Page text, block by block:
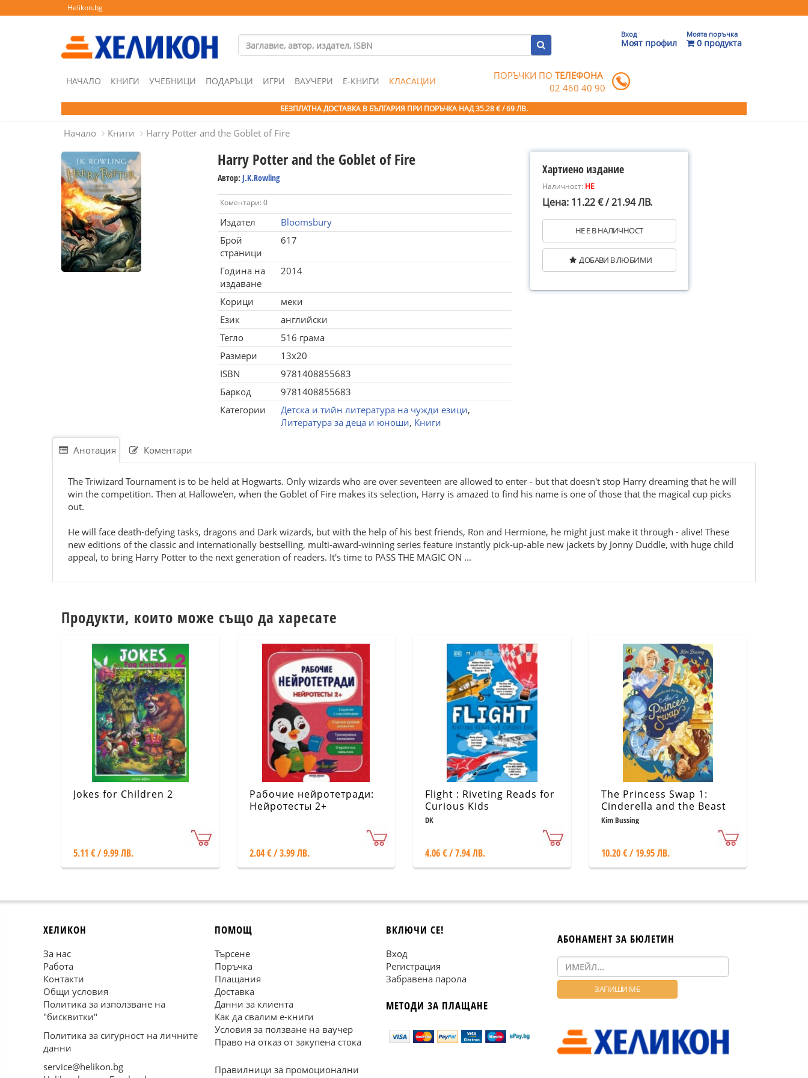
Helikon.bg
Вход
Моят профил
Моята поръчка
0 продукта
НАЧАЛО КНИГИ УЧЕБНИЦИ ПОДАРЪЦИ ИГРИ ВАУЧЕРИ Е-КНИГИ КЛАСАЦИИ ПОРЪЧКИ ПОТЕЛЕФОНА
02 460 40 90
БЕЗПЛАТНА ДОСТАВКА В БЪЛГАРИЯ ПРИ ПОРЪЧКА НАД 35.28 € / 69 ЛВ.
Начало Книги Harry Potter and the Goblet of Fire
Harry Potter and the Goblet of Fire
Автор: J.K.Rowling
Коментари: 0
Издател
Bloomsbury
Брой
страници
617
Година на
издаване
2014
Корици
меки
Език
английски
Тегло
516 грама
Размери
13x20
ISBN
9781408855683
Баркод
9781408855683
Категории
Детска и тийн литература на чужди езици,
Литература за деца и юноши, Книги
Хартиено издание
Наличност: НЕ
Цена: 11.22 € / 21.94 ЛВ.
НЕ Е В НАЛИЧНОСТ
ДОБАВИ В ЛЮБИМИ
Анотация Коментари
The Triwizard Tournament is to be held at Hogwarts. Only wizards who are over seventeen are allowed to enter - but that doesn't stop Harry dreaming that he will
win the competition. Then at Hallowe'en, when the Goblet of Fire makes its selection, Harry is amazed to find his name is one of those that the magical cup picks
out.
He will face death-defying tasks, dragons and Dark wizards, but with the help of his best friends, Ron and Hermione, he might just make it through - alive! These
new editions of the classic and internationally bestselling, multi-award-winning series feature instantly pick-up-able new jackets by Jonny Duddle, with huge child
appeal, to bring Harry Potter to the next generation of readers. It's time to PASS THE MAGIC ON ...
Продукти, които може също да харесате
Jokes for Children 2
5.11 € / 9.99 ЛВ.
Рабочие нейротетради:
Нейротесты 2+
2.04 € / 3.99 ЛВ.
Flight : Riveting Reads for
Curious Kids
DK
4.06 € / 7.94 ЛВ.
The Princess Swap 1:
Cinderella and the Beast
Kim Bussing
10.20 € / 19.95 ЛВ.
ХЕЛИКОН
За нас
Работа
Контакти
Общи условия
Политика за използване на
"бисквитки"
Политика за сигурност на личните
данни
service@helikon.bg
ПОМОЩ
Търсене
Поръчка
Плащания
Доставка
Данни за клиента
Как да свалим е-книги
Условия за ползване на ваучер
Право на отказ от закупена стока
Правилници за промоционални
ВКЛЮЧИ СЕ!
Вход
Регистрация
Забравена парола
МЕТОДИ ЗА ПЛАЩАНЕ
АБОНАМЕНТ ЗА БЮЛЕТИН